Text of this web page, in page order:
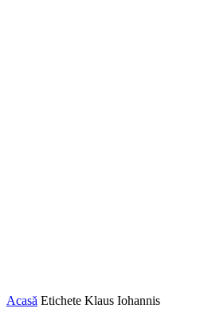
Acasă Etichete Klaus Iohannis